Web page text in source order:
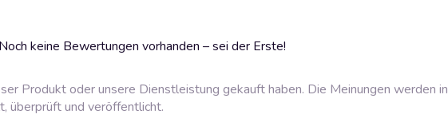
Noch keine Bewertungen vorhanden – sei der Erste!
Produkt oder unsere Dienstleistung gekauft haben. Die Meinungen werden in
überprüft und veröffentlicht.